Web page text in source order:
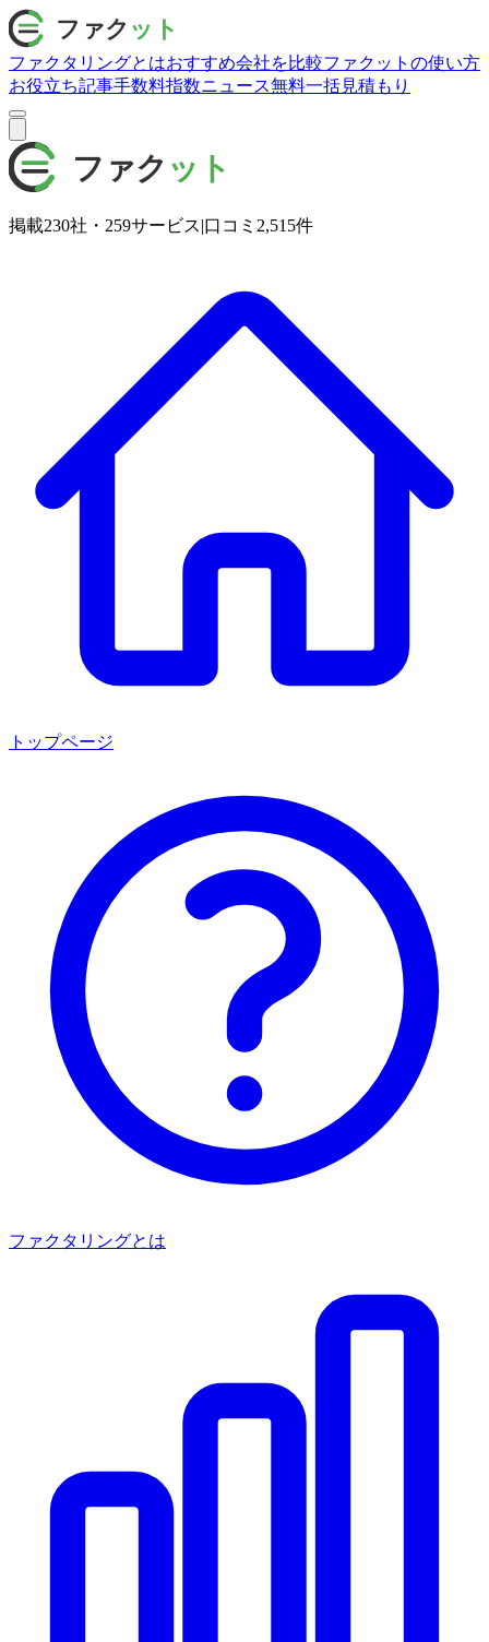
ファクタリングとはおすすめ会社を比較ファクットの使い方
お役立ち記事手数料指数ニュース無料一括見積もり
掲載230社・ 259サービス|口コミ 2,515件
トップページ
ファクタリングとは